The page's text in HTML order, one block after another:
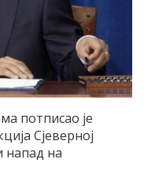
потписао је
Сјеверној
напад на